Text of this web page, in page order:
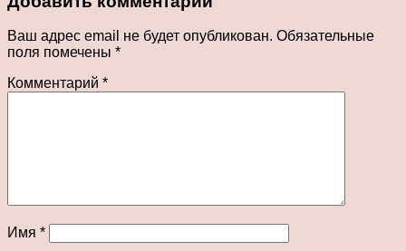
Ваш адрес email не будет опубликован. Обязательные
поля помечены *
Комментарий *
Имя *